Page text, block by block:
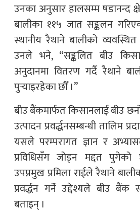
उनका अनुसार हालसम्म षडानन्द
बालीका ११५ जात सङ्कलन
स्थानीय रैथाने बालीको
उनले भने, “सङ्कलित बीउ
अनुदानमा वितरण गर्दै रैथाने
पुर्‍याइरहेका छौँ ।”
बीउ बैंकमार्फत किसानलाई बीउ
उत्पादन प्रवर्द्धनसम्बन्धी तालिम
यसले परम्परागत ज्ञान र
प्रविधिसँग जोड्न मद्दत पुगेको
उपप्रमुख प्रमिला राईले रैथाने
प्रवर्द्धन गर्ने उद्देश्यले बीउ बैंक
बताइन् ।